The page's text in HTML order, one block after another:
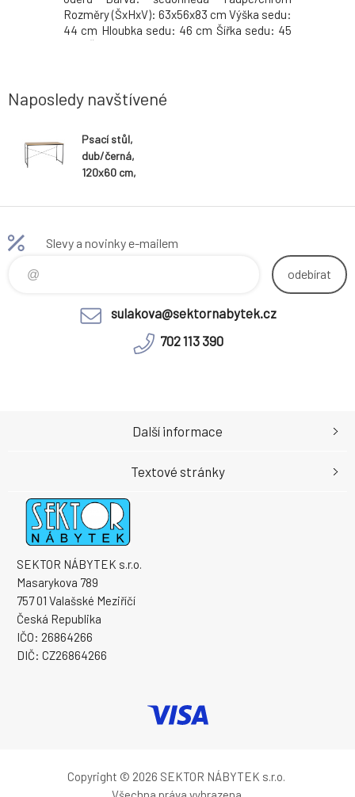
Rozměry (ŠxHxV): 63x56x83 cm Výška sedu:
44 cm Hloubka sedu: 46 cm Šířka sedu: 45
ruce Dodáváno v monte Hmotnost:
Naposledy navštívené
Psací stůl,
dub/černá,
120x60 cm,
Slevy a novinky e-mailem
odebírat
sulakova@sektornabytek.cz
702 113 390
SEKTOR NÁBYTEK s.r.o.
Masarykova 789
757 01 Valašské Meziříčí
Česká Republika
IČO: 26864266
DIČ: CZ26864266
Další informace
Textové stránky
Copyright © 2026 SEKTOR NÁBYTEK s.r.o.